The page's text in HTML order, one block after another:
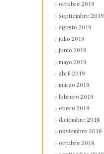
octubre2019
septiembre2019
agosto2019
julio2019
junio2019
mayo2019
abril2019
marzo2019
febrero2019
enero2019
diciembre2018
noviembre2018
octubre2018